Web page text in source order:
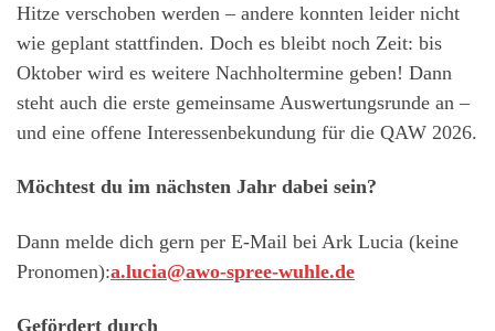
Hitze verschoben werden – andere konnten leider nicht
wie geplant stattfinden. Doch es bleibt noch Zeit: bis
Oktober wird es weitere Nachholtermine geben! Dann
steht auch die erste gemeinsame Auswertungsrunde an –
und eine offene Interessenbekundung für die QAW 2026.
Möchtest du im nächsten Jahr dabei sein?
Dann melde dich gern per E-Mail bei Ark Lucia (keine
Pronomen):a.lucia@awo-spree-wuhle.de
Gefördert durch